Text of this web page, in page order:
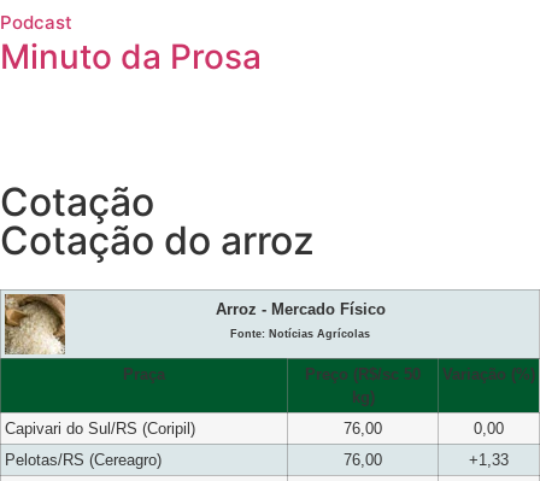
Podcast
Minuto da Prosa
Cotação
Cotação do arroz
Arroz - Mercado Físico
Fonte: Notícias Agrícolas
Praça
Preço (R$/sc 50
kg)
Variação (%)
Capivari do Sul/RS (Coripil) 76,00
0,00
Pelotas/RS (Cereagro)
76,00
+1,33